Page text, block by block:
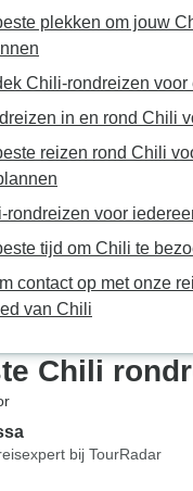
ongepast om te
een klant. Het voelde
en onprofessioneel.
plekken om jouw
Chili-rondreizen voor
in en rond Chili
reizen rond Chili
rondreizen voor
tijd om Chili te
contact op met onze
van Chili
Chili
bij TourRadar